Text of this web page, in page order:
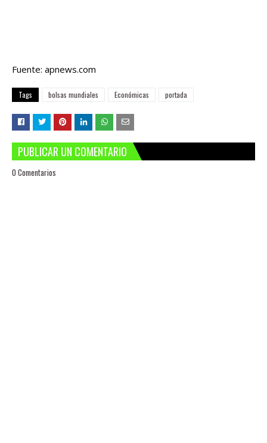
Fuente: apnews.com
Tags bolsas mundiales Económicas portada
PUBLICAR UN COMENTARIO
0 Comentarios